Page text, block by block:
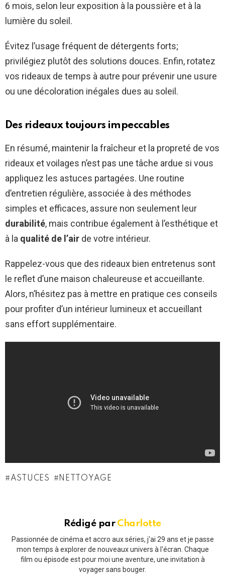
6 mois, selon leur exposition à la poussière et à la
lumière du soleil.
Évitez l’usage fréquent de détergents forts;
privilégiez plutôt des solutions douces. Enfin, rotatez
vos rideaux de temps à autre pour prévenir une usure
ou une décoloration inégales dues au soleil.
Des rideaux toujours impeccables
En résumé, maintenir la fraîcheur et la propreté de vos
rideaux et voilages n’est pas une tâche ardue si vous
appliquez les astuces partagées. Une routine
d’entretien régulière, associée à des méthodes
simples et efficaces, assure non seulement leur
durabilité, mais contribue également à l’esthétique et
à la qualité de l’air de votre intérieur.
Rappelez-vous que des rideaux bien entretenus sont
le reflet d’une maison chaleureuse et accueillante.
Alors, n’hésitez pas à mettre en pratique ces conseils
pour profiter d’un intérieur lumineux et accueillant
sans effort supplémentaire.
ASTUCES NETTOYAGE
Rédigé par Charlotte
Passionnée de cinéma et accro aux séries, j'ai 29 ans et je passe
mon temps à explorer de nouveaux univers à l'écran. Chaque
film ou épisode est pour moi une aventure, une invitation à
voyager sans bouger.